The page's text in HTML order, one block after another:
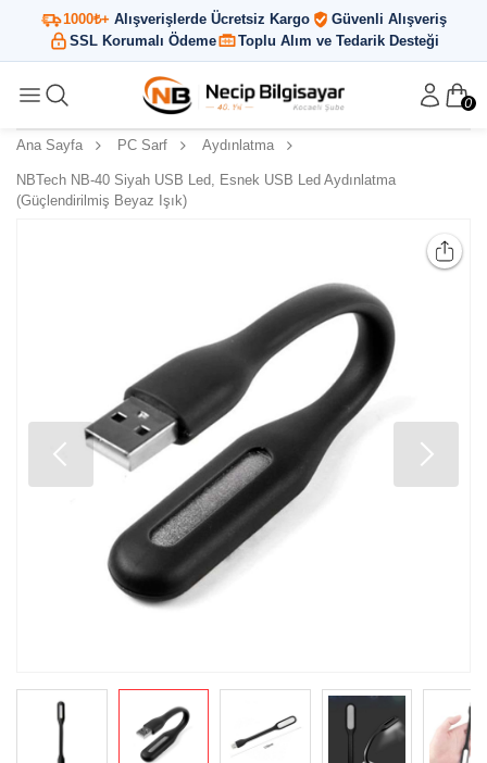
1000₺+ Alışverişlerde Ücretsiz Kargo
Güvenli Alışveriş
SSL Korumalı Ödeme
Toplu Alım ve Tedarik Desteği
0
Ana Sayfa PC Sarf Aydınlatma
NBTech NB-40 Siyah USB Led, Esnek USB Led Aydınlatma
(Güçlendirilmiş Beyaz Işık)